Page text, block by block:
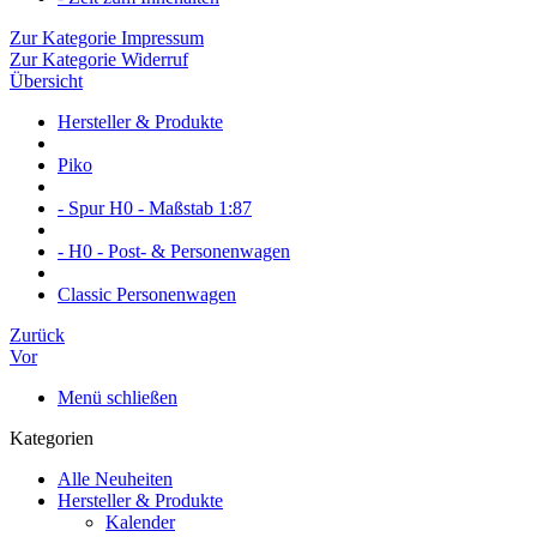
Zur Kategorie Impressum
Zur Kategorie Widerruf
Übersicht
Hersteller & Produkte
Piko
- Spur H0 - Maßstab 1:87
- H0 - Post- & Personenwagen
Classic Personenwagen
Zurück
Vor
Menü schließen
Kategorien
Alle Neuheiten
Hersteller & Produkte
Kalender